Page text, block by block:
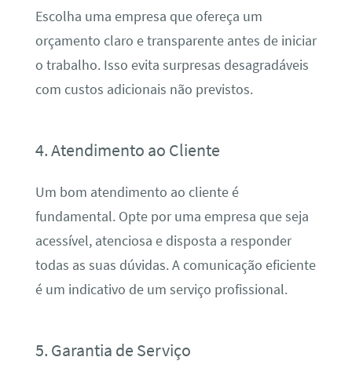
Escolha uma empresa que ofereça um
orçamento claro e transparente antes de iniciar
o trabalho. Isso evita surpresas desagradáveis
com custos adicionais não previstos.
4. Atendimento ao Cliente
Um bom atendimento ao cliente é
fundamental. Opte por uma empresa que seja
acessível, atenciosa e disposta a responder
todas as suas dúvidas. A comunicação eficiente
é um indicativo de um serviço profissional.
5. Garantia de Serviço